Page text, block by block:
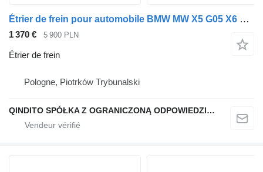
Étrier de frein pour automobile BMW MW X5 G05 X6 G06 X7 G07 M
1 370 € 5 900 PLN
Étrier de frein
Pologne, Piotrków Trybunalski
QINDITO SPÓŁKA Z OGRANICZONĄ ODPOWIEDZIALNOŚCIĄ